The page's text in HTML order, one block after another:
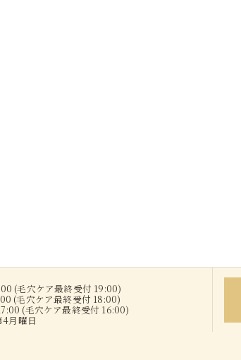
(毛穴ケア最終受付 19:00)
(毛穴ケア最終受付 18:00)
(毛穴ケア最終受付 16:00)
月曜日